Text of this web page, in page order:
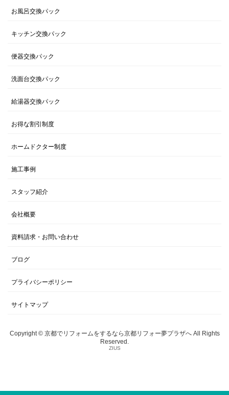
お風呂交換パック
キッチン交換パック
便器交換パック
洗面台交換パック
給湯器交換パック
お得な割引制度
ホームドクター制度
施工事例
スタッフ紹介
会社概要
資料請求・お問い合わせ
ブログ
プライバシーポリシー
サイトマップ
Copyright © 京都でリフォームをするなら京都リフォー夢プラザへ All Rights
Reserved.
ZIUS